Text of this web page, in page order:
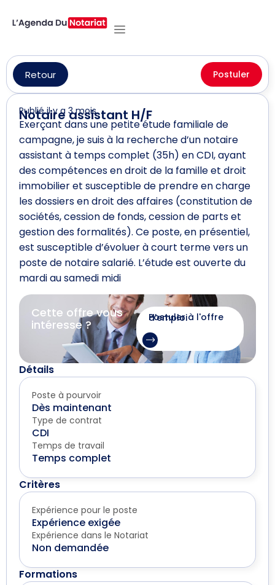
Retour Postuler
Notaire assistant H/F
Publié il y a 3 mois
Exerçant dans une petite étude familiale de
campagne, je suis à la recherche d’un notaire
assistant à temps complet (35h) en CDI, ayant
des compétences en droit de la famille et droit
immobilier et susceptible de prendre en charge
les dossiers en droit des affaires (constitution de
sociétés, cession de fonds, cession de parts et
gestion des formalités). Ce poste, en présentiel,
est susceptible d’évoluer à court terme vers un
poste de notaire salarié. L’étude est ouverte du
mardi au samedi midi
Cette offre vous
intéresse ?
Postuler à l'offre d'emploi
Détails
Poste à pourvoir
Dès maintenant
Type de contrat
CDI
Temps de travail
Temps complet
Critères
Expérience pour le poste
Expérience exigée
Expérience dans le Notariat
Non demandée
Formations